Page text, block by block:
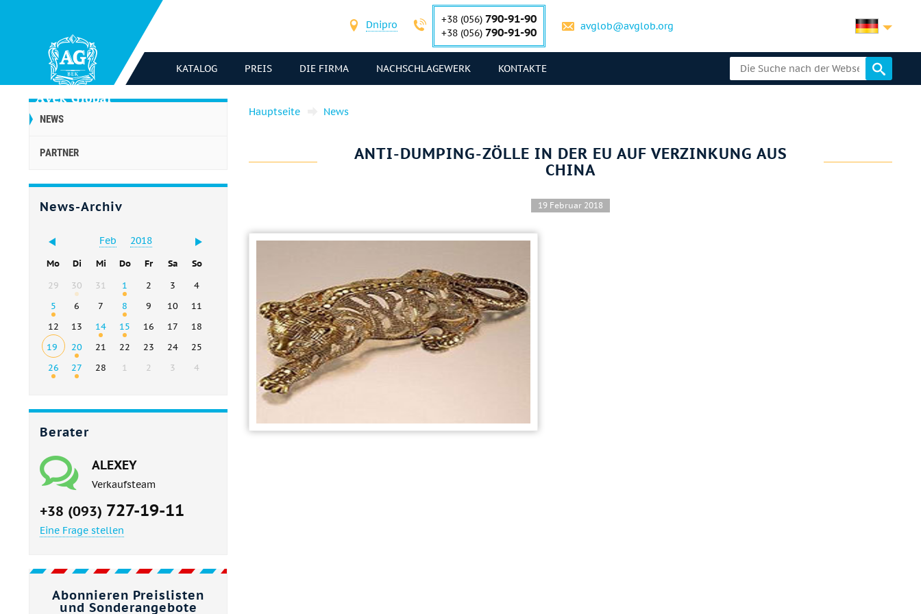
Dnipro +38 (056) 790-91-90
+38 (056) 790-91-90 avglob@avglob.org
KATALOG PREIS DIE FIRMA NACHSCHLAGEWERK KONTAKTE
NEWS
PARTNER
News-Archiv
Feb 2018
Mo Di Mi Do Fr Sa
So
29
30 31 1 2 3
4
5
6 7 8 9 10
11
12
13 14 15 16 17
18
19
20 21 22 23 24
25
26
27 28 1 2 3 4
Berater
ALEXEY
Verkaufsteam
+38 (093) 727-19-11
Eine Frage stellen
Abonnieren Preislisten
und Sonderangebote
Hauptseite News
ANTI-DUMPING-ZÖLLE IN DER EU AUF VERZINKUNG AUS
CHINA
19 Februar 2018